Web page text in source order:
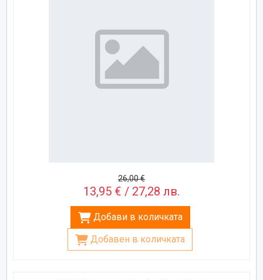
26,00 €
13,95 € / 27,28 лв.
Добави в количката
Добавен в количката